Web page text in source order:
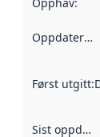
Oppdateringsfrekvens
Først utgitt:
Sist oppdatert